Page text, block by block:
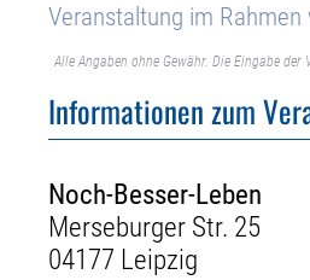
Veranstaltung im Rahmen
Alle Angaben ohne Gewähr. Die Eingabe
Informationen zum
Noch-Besser-Leben
Merseburger Str. 25
04177 Leipzig